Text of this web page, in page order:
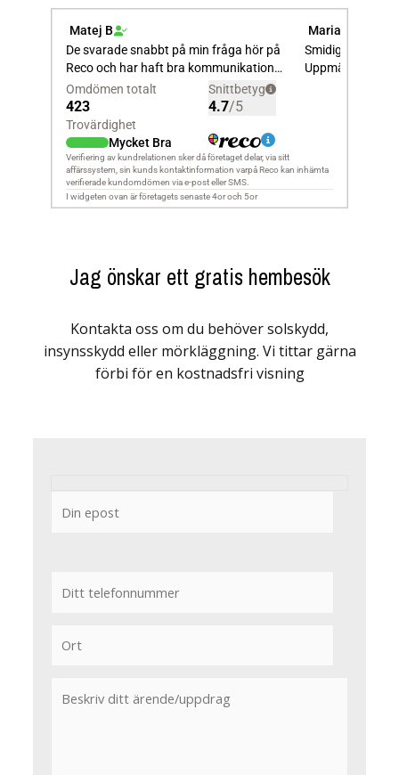
Jag önskar ett gratis hembesök
Kontakta oss om du behöver solskydd,
insynsskydd eller mörkläggning. Vi tittar gärna
förbi för en kostnadsfri visning